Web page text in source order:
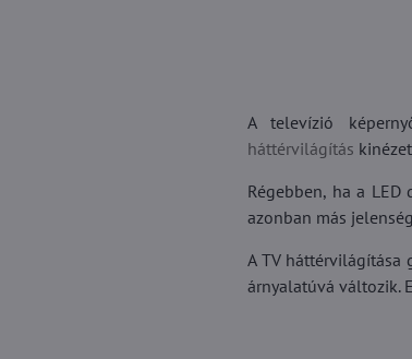
A televízió
háttérvilágítás
Régebben, ha a
azonban más
A TV háttérvilágítása
árnyalatúvá változik.